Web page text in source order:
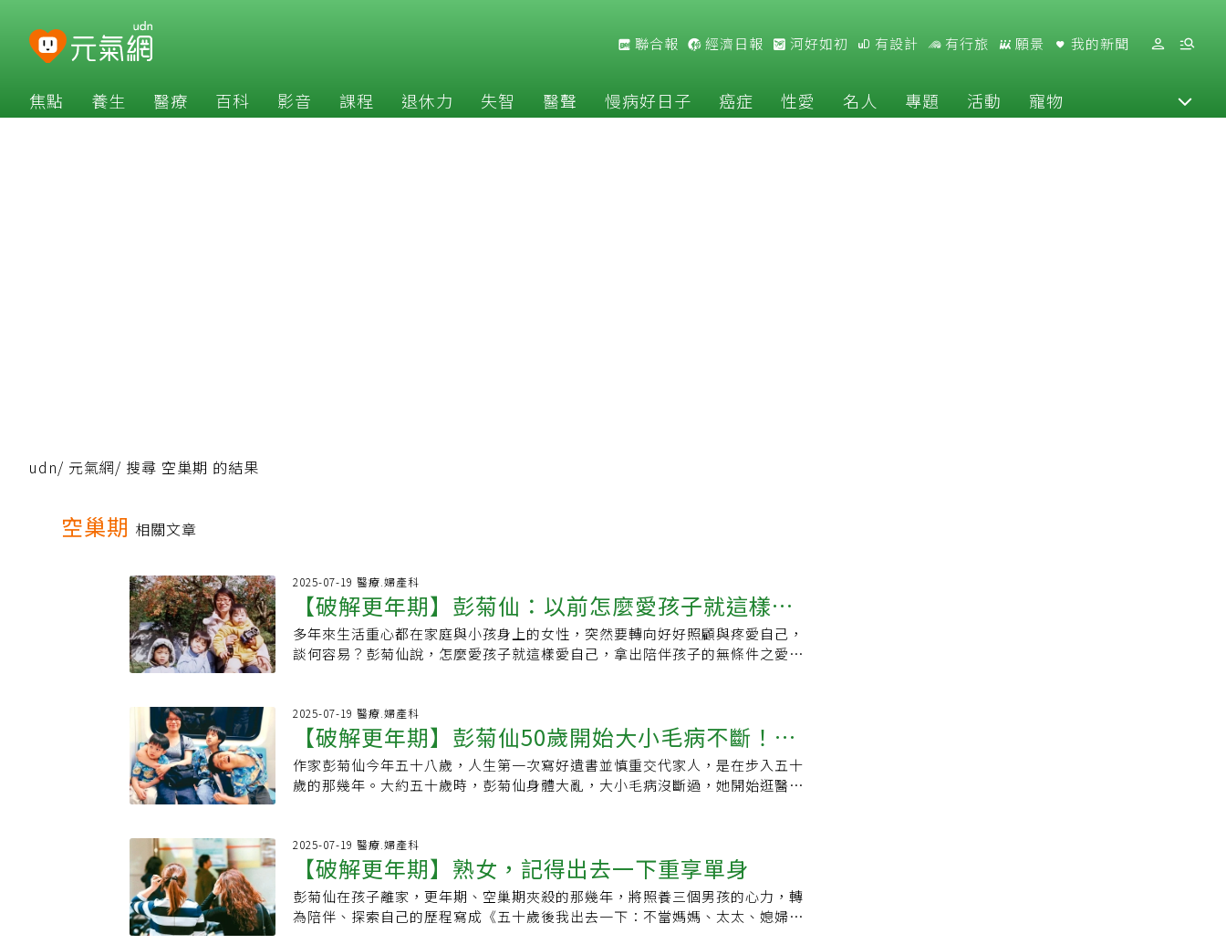
聯合報 經濟日報 河好如初 有設計 有行旅 願景 我的新聞
焦點 養生 醫療 百科 影音 課程 退休力 失智 醫聲 慢病好日子 癌症 性愛 名人 專題 活動 寵物
udn/ 元氣網/ 搜尋 空巢期 的結果
空巢期 相關文章
2025-07-19 醫療.婦產科
【破解更年期】彭菊仙：以前怎麼愛孩子就這樣愛
自己！逛運動、享受興趣 找到快樂
多年來生活重心都在家庭與小孩身上的女性，突然要轉向好好照顧與疼愛自己，
談何容易？彭菊仙說，怎麼愛孩子就這樣愛自己，拿出陪伴孩子的無條件之愛，
賦，彭菊仙會陪他們探索不同才藝、接觸各類運動，因為她知道在漫長人生中，
無論做什麼事，唯有喜歡，才能持久。空巢期的她也對自己這樣做。在更年期症
狀頻繁、身體各種不適的期間，她做過許多運動，重訓、太極拳、超慢跑、瑜
伽，身體狀況的確改善，但心裡的愉悅感並無提升，直到到參加了家附近的排舞
班，多元的風格讓她時而野豔時而俏皮，每次跳舞都感到「好開心」，終於感受
做好玩的事，像是練鋼琴。「找喜歡的事情做，就沒有時間顧影自憐，」她分享
起自己交了不同年齡的朋友的故事——喜歡畫畫的同學考上美術系碩士班，參加全
國油畫比賽獲第二名；鄰居媽媽喜歡寫書法，開了班教人寫書法；排舞班的大姐
年逾七十，還持續帶團到世界各地旅遊……，這些人之所以能閃閃發光走在人生
2025-07-19 醫療.婦產科
【破解更年期】彭菊仙50歲開始大小毛病不斷！更
年期警鈴提醒愛自己 也樂享空巢期
作家彭菊仙今年五十八歲，人生第一次寫好遺書並慎重交代家人，是在步入五十
歲的那幾年。大約五十歲時，彭菊仙身體大亂，大小毛病沒斷過，她開始逛醫
了婦產科，不料雌激素數值很正常，醫生初步排除更年期，還問：「妳五十四歲
了，雌激素還是很漂亮，到底吃了什麼？」連最後一線希望都沒了，她茫然走出
診間。（編按：更年期是個階段性的變化，雌激素並非緩慢衰退，通常是混亂且
具破壞性地變動，有時高，有時低。）找不出病因 人生首次寫遺書那幾年她的睡
眠狀況很差，睡前感覺心臟強力跳動，得用力按著以防它跳出來。好不容易睡著
2025-07-19 醫療.婦產科
【破解更年期】熟女，記得出去一下重享單身
彭菊仙在孩子離家，更年期、空巢期夾殺的那幾年，將照養三個男孩的心力，轉
為陪伴、探索自己的歷程寫成《五十歲後我出去一下：不當媽媽、太太、媳婦之